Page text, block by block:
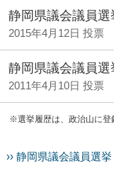
静岡県議会議員選
2015年4月12日 投票
静岡県議会議員選
2011年4月10日 投票
※選挙履歴は、政治山に登
›› 静岡県議会議員選